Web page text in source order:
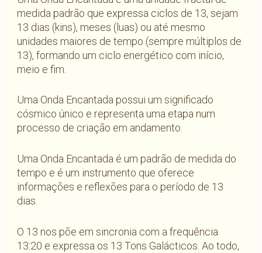
medida padrão que expressa ciclos de 13, sejam
13 dias (kins), meses (luas) ou até mesmo
unidades maiores de tempo (sempre múltiplos de
13), formando um ciclo energético com início,
meio e fim.
Uma Onda Encantada possui um significado
cósmico único e representa uma etapa num
processo de criação em andamento.
Uma Onda Encantada é um padrão de medida do
tempo e é um instrumento que oferece
informações e reflexões para o período de 13
dias.
O 13 nos põe em sincronia com a frequência
13:20 e expressa os 13 Tons Galácticos. Ao todo,